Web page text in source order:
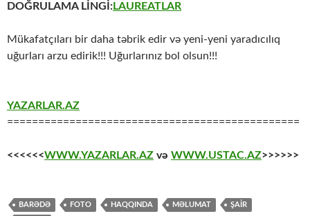
DOĞRULAMA LİNGİ:LAUREATLAR
Mükafatçıları bir daha təbrik edir və yeni-yeni yaradıcılıq
uğurları arzu edirik!!! Uğurlarınız bol olsun!!!
YAZARLAR.AZ
===============================================
<<<<<<WWW.YAZARLAR.AZ və WWW.USTAC.AZ>>>>>>
BARƏDƏ FOTO HAQQINDA MƏLUMAT ŞAİR